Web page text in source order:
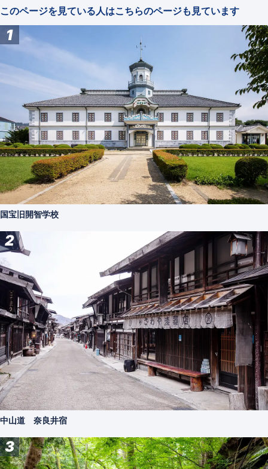
このページを見ている人はこちらのページも見ています
1
国宝旧開智学校
2
中山道 奈良井宿
3